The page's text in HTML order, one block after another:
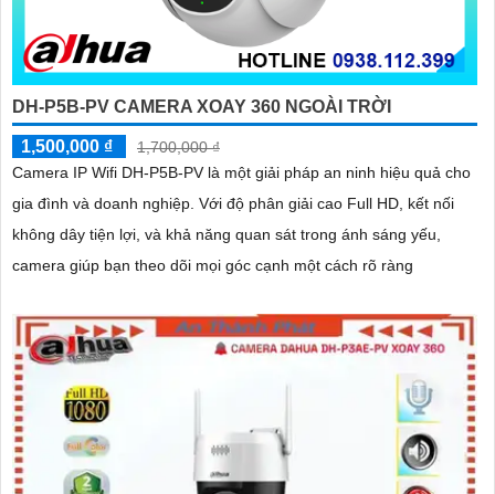
DH-P5B-PV CAMERA XOAY 360 NGOÀI TRỜI
1,500,000 ₫
1,700,000 ₫
Camera IP Wifi DH-P5B-PV là một giải pháp an ninh hiệu quả cho
gia đình và doanh nghiệp. Với độ phân giải cao Full HD, kết nối
không dây tiện lợi, và khả năng quan sát trong ánh sáng yếu,
camera giúp bạn theo dõi mọi góc cạnh một cách rõ ràng